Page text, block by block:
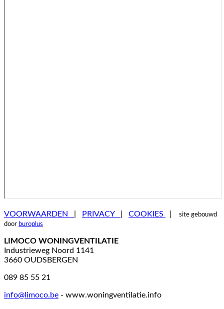
VOORWAARDEN PRIVACY COOKIES
site gebouwd
door buroplus
LIMOCO WONINGVENTILATIE
Industrieweg Noord 1141
3660 OUDSBERGEN
089 85 55 21
info@limoco.be - www.woningventilatie.info